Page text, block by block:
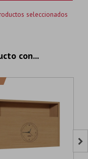
seleccionados
con...
